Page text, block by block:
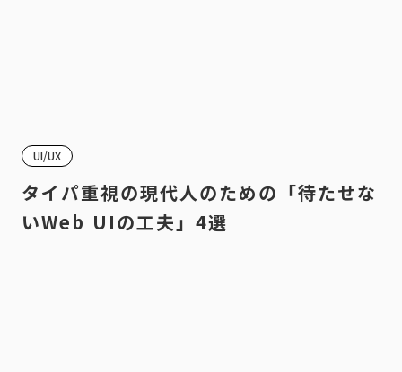
UI/UX
タイパ重視の現代人のための「待たせな
いWeb UIの工夫」4選